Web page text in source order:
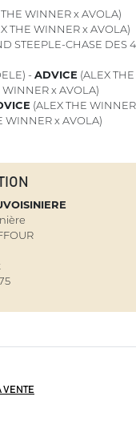
THE WINNER x AVOLA)
THE WINNER x AVOLA)
STEEPLE-CHASE DES
- ADVICE (ALEX
WINNER x AVOLA)
(ALEX THE
WINNER x AVOLA)
VENTE